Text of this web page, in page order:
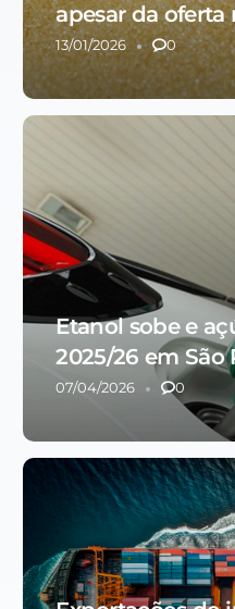
apesar da oferta
13/01/2026 0
Etanol sobe e
2025/26 em São
07/04/2026 0